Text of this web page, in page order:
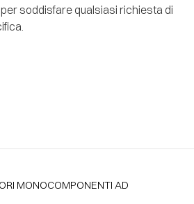
soddisfare qualsiasi richiesta di
MONOCOMPONENTI AD